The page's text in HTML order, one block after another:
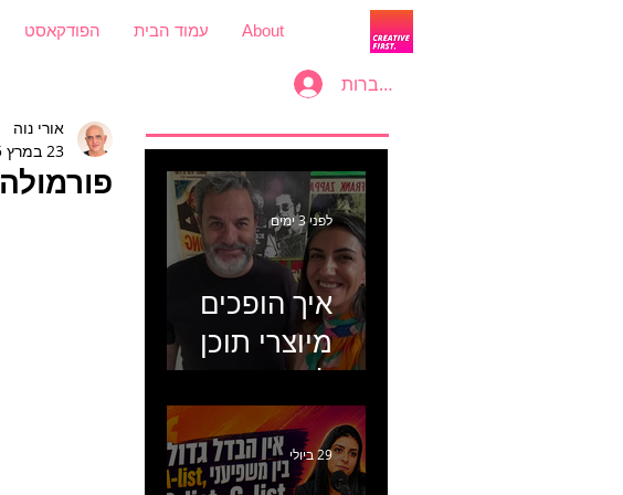
הפודקאסט עמוד הבית About
להתחברות
פורמולה 1- מיתוג של 800 כוחות סוס
אורי נוה
23 במרץ 2025
איך הופכים
מיוצרי תוכן
למכונת
קמפיינים? פרק
446 עם יערה
לפני 3 ימים
29 ביולי